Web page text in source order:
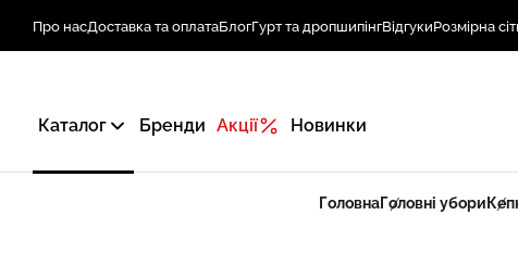
Про насДоставка та оплатаБлогГурт та дропшипінгВідгукиРозмірна
Каталог Бренди Акції Новинки
ГоловнаГоловні убори